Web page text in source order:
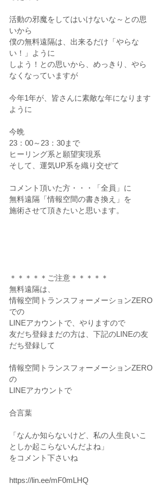
活動の邪魔をしてはいけないな～との思
いから
僕の無料遠隔は、出来るだけ「やらな
い！」ように
しよう！との思いから、めっきり、やら
なくなっていますが
今年1年が、皆さんに素敵な年になります
ように
今晩
23：00～23：30まで
ヒーリング系と願望実現系
そして、運気UP系を織り交ぜて
コメント頂いた方・・・「全員」に
無料遠隔「情報空間の書き換え」を
施術させて頂きたいと思います。
＊＊＊＊＊ご注意＊＊＊＊＊
無料遠隔は、
情報空間トランスフォーメーションZERO
での
LINEアカウントで、やりますので
友だち登録まだの方は、下記のLINEの友
だち登録して
情報空間トランスフォーメーションZERO
の
LINEアカウントで
合言葉
「なんか知らないけど、私の人生良いこ
としか起こらないんだよね」
をコメント下さいね
https://lin.ee/mF0mLHQ